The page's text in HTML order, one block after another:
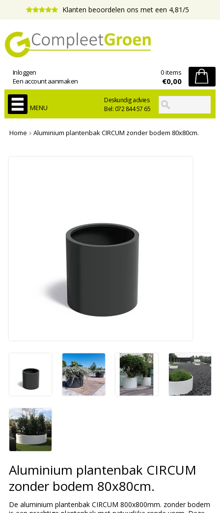
Klanten beoordelen ons met een 4,81/5
Deskundig advies
Bel: 072 844 57 65
Inloggen
Een account aanmaken
0 items
€0,00
MENU
Home Aluminium plantenbak CIRCUM zonder bodem 80x80cm.
Aluminium plantenbak CIRCUM
zonder bodem 80x80cm.
De aluminium plantenbak CIRCUM 800x800mm. zonder bodem